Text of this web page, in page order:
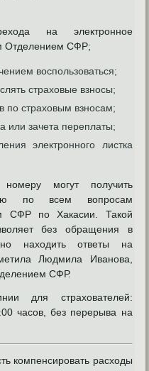
на электронное
Отделением СФР;
воспользоваться;
страховые взносы;
по страховым взносам;
или зачета переплаты;
электронного листка
могут получить
по всем вопросам
СФР по Хакасии. Такой
без обращения в
находить ответы на
Людмила Иванова,
СФР.
для страхователей:
часов, без перерыва на
компенсировать расходы